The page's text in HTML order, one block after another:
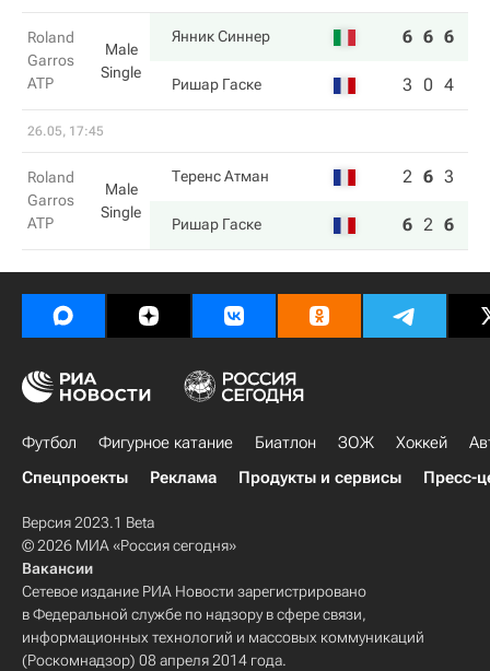
Roland
Garros
ATP
Male
Single
Янник Синнер 6 6 6
Ришар Гаске 3 0 4
26.05, 17:45
Roland
Garros
ATP
Male
Single
Теренс Атман 2 6 3
Ришар Гаске 6 2 6
Футбол Фигурное катание Биатлон ЗОЖ Хоккей
Спецпроекты
Реклама Продукты и сервисы Пресс-
Версия 2023.1 Beta
© 2026 МИА «Россия сегодня»
Вакансии
Сетевое издание РИА Новости зарегистрировано
в Федеральной службе по надзору в сфере связи,
информационных технологий и массовых коммуникаций
(Роскомнадзор) 08 апреля 2014 года.